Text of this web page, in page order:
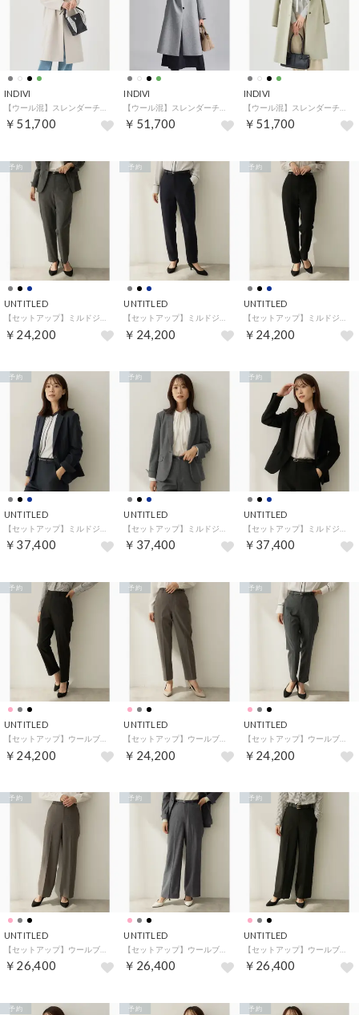
INDIVI
￥51,700
INDIVI
￥51,700
INDIVI
￥51,700
UNTITLED
￥24,200
予約
UNTITLED
￥24,200
予約
UNTITLED
￥24,200
予約
UNTITLED
￥37,400
予約
UNTITLED
￥37,400
予約
UNTITLED
￥37,400
予約
UNTITLED
￥24,200
予約
UNTITLED
￥24,200
予約
UNTITLED
【セットアップ】ウールブレンドテーパードパンツ （チャコールグレー(013)）
￥24,200
予約
UNTITLED
￥26,400
予約
UNTITLED
￥26,400
予約
UNTITLED
【セットアップ】ウールブレンドワイドパンツ （ブラック(019)）
￥26,400
予約
予約 予約 予約